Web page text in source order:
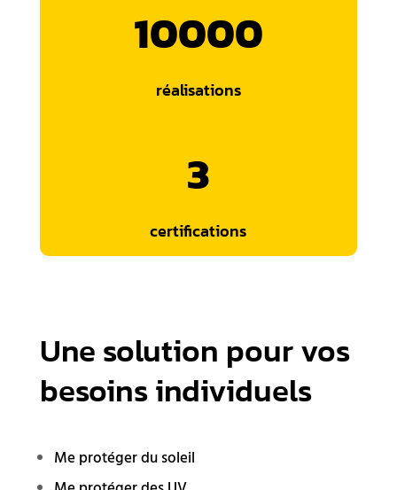
10000
réalisations
3
certifications
Une solution pour vos
besoins individuels
Me protéger du soleil